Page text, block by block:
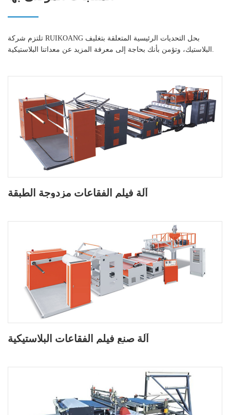
تلتزم شركة RUIKOANG بحل التحديات الرئيسية المتعلقة بتغليف
آلة فيلم الفقاعات مزدوجة الطبقة
آلة صنع فيلم الفقاعات البلاستيكية